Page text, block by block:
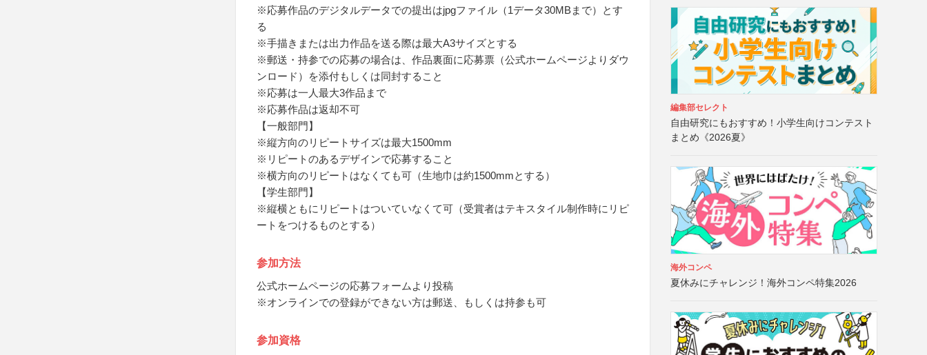
※応募作品のデジタルデータでの提出はjpgファイル（1データ30MBまで）とす
る
※手描きまたは出力作品を送る際は最大A3サイズとする
※郵送・持参での応募の場合は、作品裏面に応募票（公式ホームページよりダウ
ンロード）を添付もしくは同封すること
※応募は一人最大3作品まで
※応募作品は返却不可
【一般部門】
※縦方向のリピートサイズは最大1500mm
※リピートのあるデザインで応募すること
※横方向のリピートはなくても可（生地巾は約1500mmとする）
【学生部門】
※縦横ともにリピートはついていなくて可（受賞者はテキスタイル制作時にリピ
ートをつけるものとする）
参加方法
公式ホームページの応募フォームより投稿
※オンラインでの登録ができない方は郵送、もしくは持参も可
参加資格
編集部セレクト
自由研究にもおすすめ！小学生向けコンテスト
まとめ《2026夏》
海外コンペ
夏休みにチャレンジ！海外コンペ特集2026